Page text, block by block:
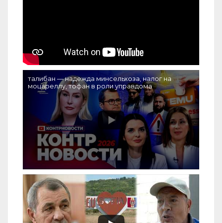
талибан — надежда минсельхоза, налог на
моцареллу, тофан в роли управдома